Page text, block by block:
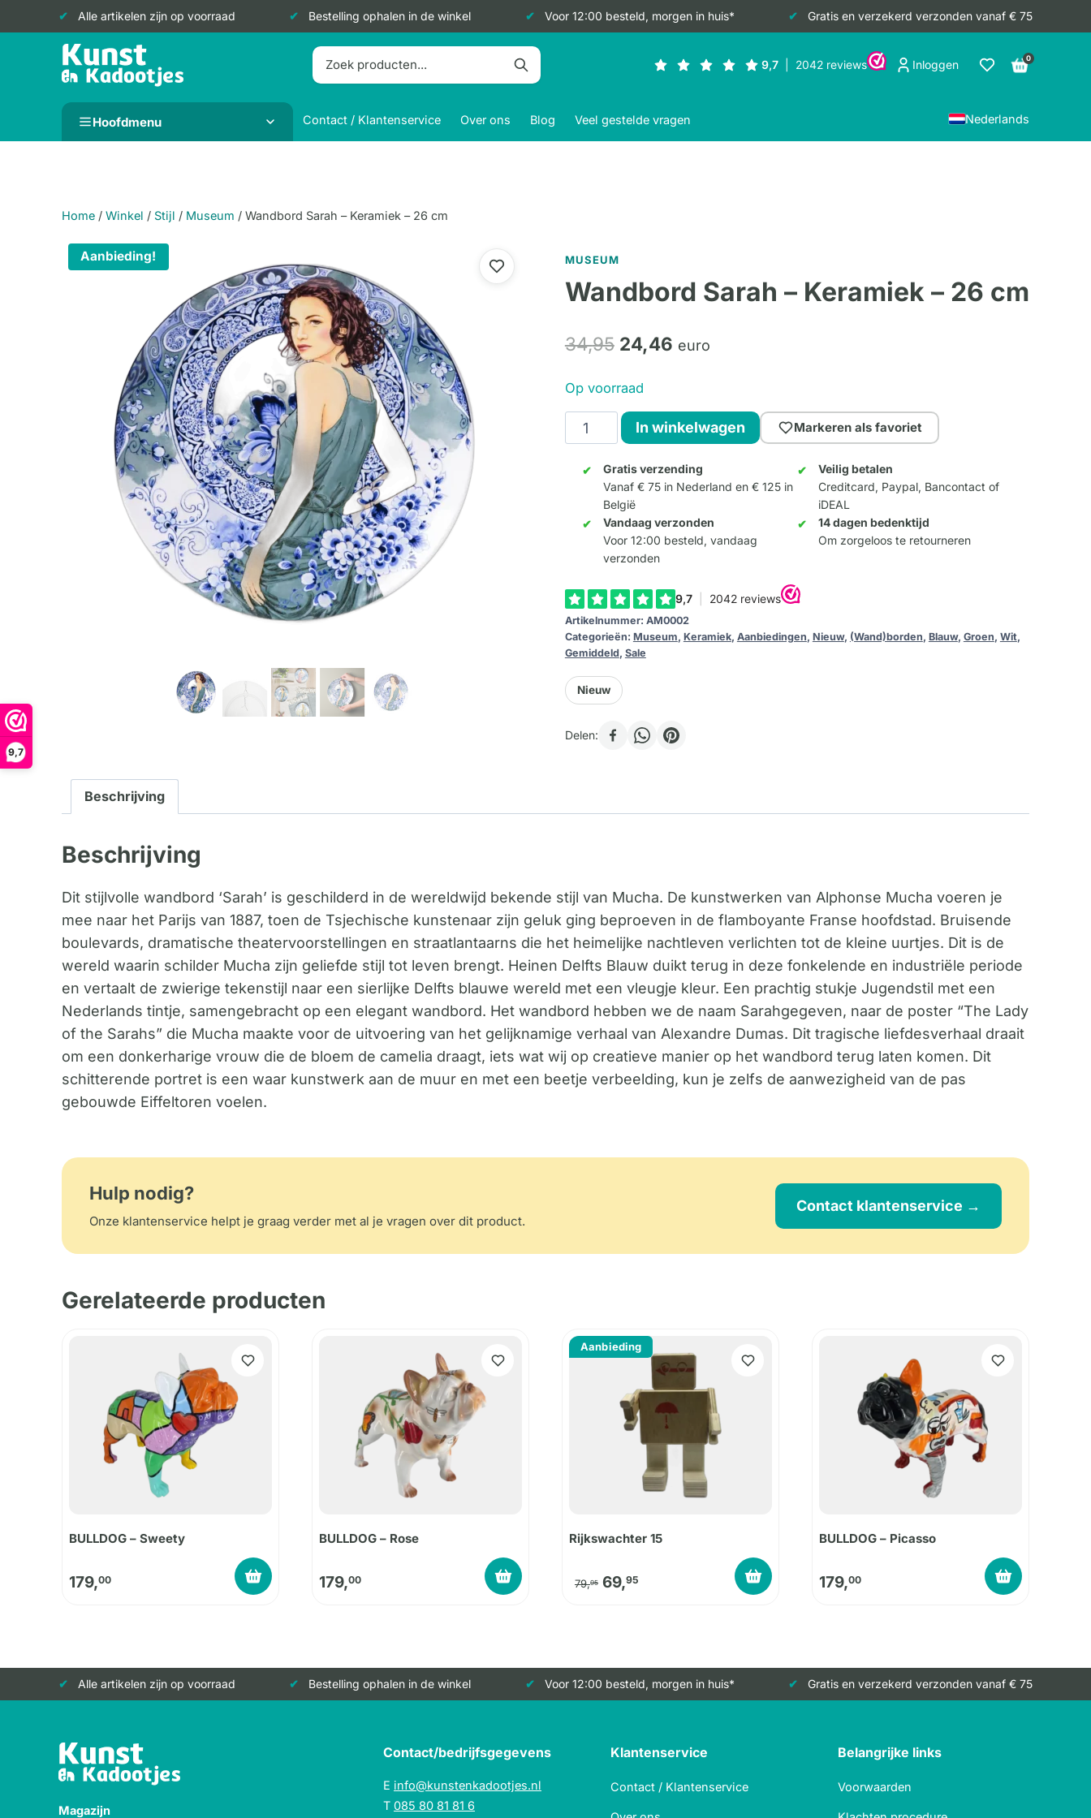
9,7
Alle artikelen zijn op voorraad Bestelling ophalen in de winkel Voor 12:00 besteld, morgen in huis* Gratis en verzekerd verzonden vanaf € 75
Doorgaan
Inloggen 0
Hoofdmenu Contact / Klantenservice Over ons Blog Veel gestelde vragen Nederlands
Home / Winkel / Stijl / Museum / Wandbord Sarah – Keramiek – 26 cm
Aanbieding! MUSEUM
Wandbord Sarah – Keramiek – 26 cm
34,95 Oorspronkelijke
34,95.
24,46Huidige
24,46.
euro
Op voorraad
Wandbord
Sarah
Keramiek
In winkelwagen Markeren als favoriet
Gratis verzending
Vanaf € 75 in Nederland en € 125 in
België
Veilig betalen
Creditcard, Paypal, Bancontact of
iDEAL
Vandaag verzonden
Voor 12:00 besteld, vandaag
verzonden
14 dagen bedenktijd
Om zorgeloos te retourneren
Artikelnummer: AM0002
Categorieën: Museum, Keramiek, Aanbiedingen, Nieuw, (Wand)borden, Blauw, Groen, Wit,
Gemiddeld, Sale
Nieuw
Delen:
Beschrijving
Beschrijving
Dit stijlvolle wandbord ‘Sarah’ is geschilderd in de wereldwijd bekende stijl van Mucha. De kunstwerken van Alphonse Mucha voeren je
mee naar het Parijs van 1887, toen de Tsjechische kunstenaar zijn geluk ging beproeven in de flamboyante Franse hoofdstad. Bruisende
boulevards, dramatische theatervoorstellingen en straatlantaarns die het heimelijke nachtleven verlichten tot de kleine uurtjes. Dit is de
wereld waarin schilder Mucha zijn geliefde stijl tot leven brengt. Heinen Delfts Blauw duikt terug in deze fonkelende en industriële periode
en vertaalt de zwierige tekenstijl naar een sierlijke Delfts blauwe wereld met een vleugje kleur. Een prachtig stukje Jugendstil met een
Nederlands tintje, samengebracht op een elegant wandbord. Het wandbord hebben we de naam Sarahgegeven, naar de poster “The Lady
of the Sarahs” die Mucha maakte voor de uitvoering van het gelijknamige verhaal van Alexandre Dumas. Dit tragische liefdesverhaal draait
om een donkerharige vrouw die de bloem de camelia draagt, iets wat wij op creatieve manier op het wandbord terug laten komen. Dit
schitterende portret is een waar kunstwerk aan de muur en met een beetje verbeelding, kun je zelfs de aanwezigheid van de pas
gebouwde Eiffeltoren voelen.
Hulp nodig?
Onze klantenservice helpt je graag verder met al je vragen over dit product.
Contact klantenservice →
Gerelateerde producten
BULLDOG – Sweety
179,00
BULLDOG – Rose
179,00
Aanbieding
Rijkswachter 15
79,95 Oorspronkelijke prijs was: 79,95.
69,95 Huidige prijs is: 69,95.
BULLDOG – Picasso
179,00
Alle artikelen zijn op voorraad Bestelling ophalen in de winkel Voor 12:00 besteld, morgen in huis* Gratis en verzekerd verzonden vanaf € 75
Magazijn
Contact/bedrijfsgegevens
E info@kunstenkadootjes.nl
T 085 80 81 81 6
Klantenservice
Contact / Klantenservice
Belangrijke links
Voorwaarden